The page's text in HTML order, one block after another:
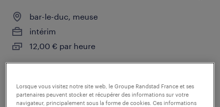
bar-le-duc, meuse
intérim
12,00 € par heure
publié le 28 juillet 2026
Lorsque vous visitez notre site web, le Groupe Randstad France et ses
partenaires peuvent stocker et récupérer des informations sur votre
navigateur, principalement sous la forme de cookies. Ces informations